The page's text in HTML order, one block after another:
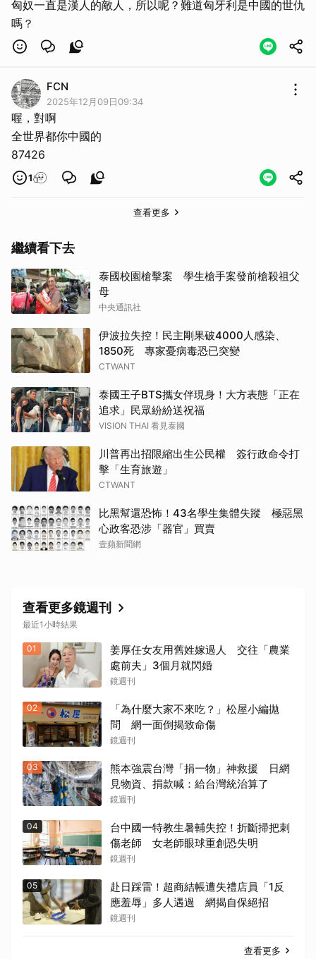
匈奴一直是漢人的敵人，所以呢？難道匈牙利是中國的世仇
嗎？
FCN
2025年12月09日09:34
喔，對啊
全世界都你中國的
87426
1
查看更多
繼續看下去
泰國校園槍擊案 學生槍手案發前槍殺祖父
母
中央通訊社
伊波拉失控！民主剛果破4000人感染、
1850死 專家憂病毒恐已突變
CTWANT
泰國王子BTS攜女伴現身！大方表態「正在
追求」民眾紛紛送祝福
VISION THAI 看見泰國
川普再出招限縮出生公民權 簽行政命令打
擊「生育旅遊」
CTWANT
比黑幫還恐怖！43名學生集體失蹤 極惡黑
心政客恐涉「器官」買賣
壹蘋新聞網
查看更多鏡週刊
最近1小時結果
01
姜厚任女友用舊姓嫁過人 交往「農業
處前夫」3個月就閃婚
鏡週刊
02
「為什麼大家不來吃？」松屋小編拋
問 網一面倒揭致命傷
鏡週刊
03
熊本強震台灣「捐一物」神救援 日網
見物資、捐款喊：給台灣統治算了
鏡週刊
04
台中國一特教生暑輔失控！折斷掃把刺
傷老師 女老師眼球重創恐失明
鏡週刊
05
赴日踩雷！超商結帳遭失禮店員「1反
應羞辱」多人遇過 網揭自保絕招
鏡週刊
查看更多